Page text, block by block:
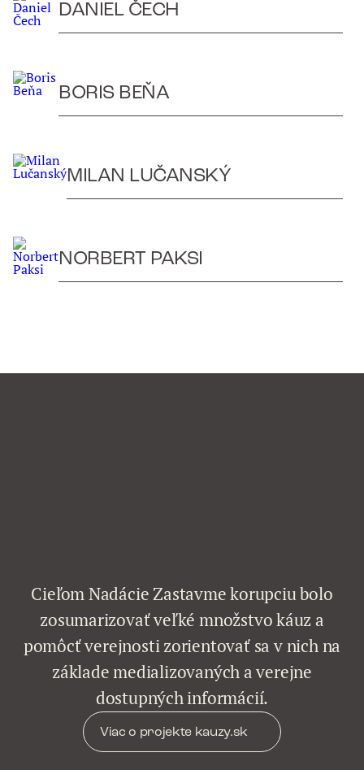
DANIEL ČECH
BORIS BEŇA
MILAN LUČANSKÝ
NORBERT PAKSI
Cieľom Nadácie Zastavme korupciu bolo
zosumarizovať veľké množstvo káuz a
pomôcť verejnosti zorientovať sa v nich na
základe medializovaných a verejne
dostupných informácií.
Viac o projekte kauzy.sk